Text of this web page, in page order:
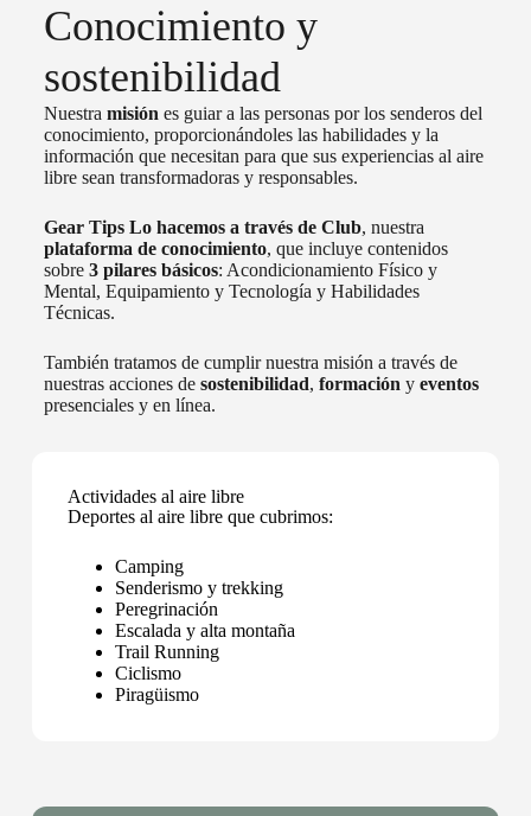
Conocimiento y
sostenibilidad
Nuestra misión es guiar a las personas por los senderos del
conocimiento, proporcionándoles las habilidades y la
información que necesitan para que sus experiencias al aire
libre sean transformadoras y responsables.
Gear Tips Lo hacemos a través de Club, nuestra
plataforma de conocimiento, que incluye contenidos
sobre 3 pilares básicos: Acondicionamiento Físico y
Mental, Equipamiento y Tecnología y Habilidades
Técnicas.
También tratamos de cumplir nuestra misión a través de
nuestras acciones de sostenibilidad, formación y eventos
presenciales y en línea.
Actividades al aire libre
Deportes al aire libre que cubrimos:
Camping
Senderismo y trekking
Peregrinación
Escalada y alta montaña
Trail Running
Ciclismo
Piragüismo